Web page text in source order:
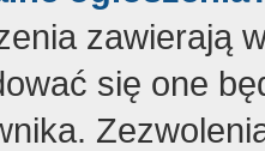
zawierają
się one